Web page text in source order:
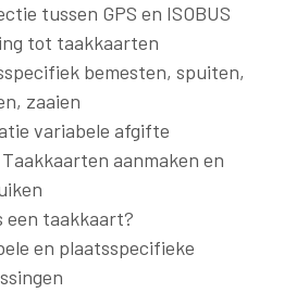
tussen GPS en ISOBUS
tot taakkaarten
bemesten, spuiten,
zaaien
variabele afgifte
aanmaken en
een taakkaart?
en plaatsspecifieke